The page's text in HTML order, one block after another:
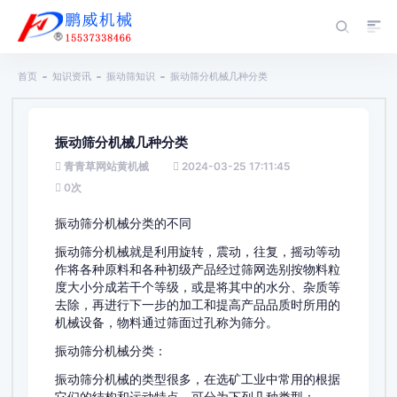
首页 知识资讯 振动筛知识 振动筛分机械几种分类
振动筛分机械几种分类
青青草网站黄机械
2024-03-25 17:11:45
0次
振动筛分机械分类的不同
振动筛分机械就是利用旋转，震动，往复，摇动等动
作将各种原料和各种初级产品经过筛网选别按物料粒
度大小分成若干个等级，或是将其中的水分、杂质等
去除，再进行下一步的加工和提高产品品质时所用的
机械设备，物料通过筛面过孔称为筛分。
振动筛分机械分类：
振动筛分机械的类型很多，在选矿工业中常用的根据